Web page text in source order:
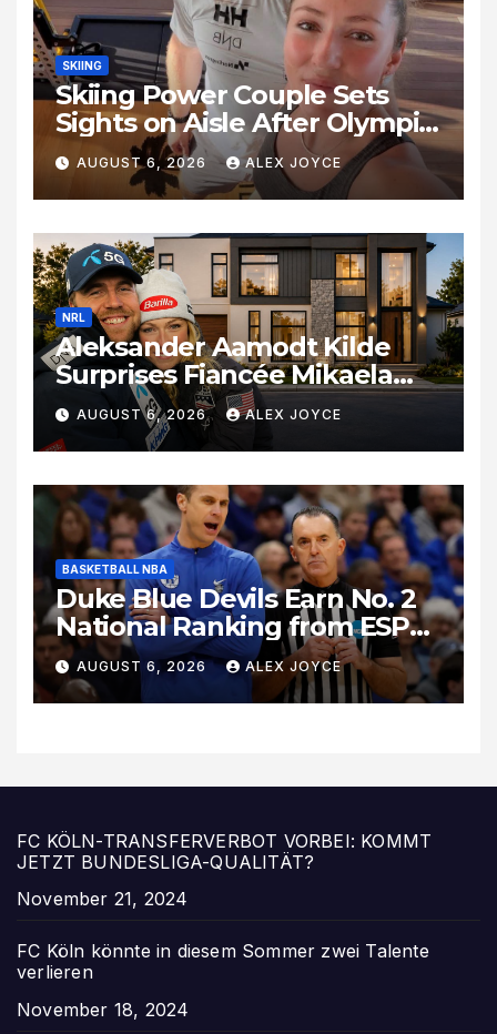
SKIING
Skiing Power Couple Sets
Sights on Aisle After Olympic
Commitments
AUGUST 6, 2026 ALEX JOYCE
NRL
Aleksander Aamodt Kilde
Surprises Fiancée Mikaela
Shiffrin With a New Home in
Los Angeles Following
Relocation
AUGUST 6, 2026 ALEX JOYCE
BASKETBALL NBA
Duke Blue Devils Earn No. 2
National Ranking from ESPN
Insider Ahead of High-Stakes
Season
AUGUST 6, 2026 ALEX JOYCE
FC KÖLN-TRANSFERVERBOT VORBEI: KOMMT
JETZT BUNDESLIGA-QUALITÄT?
Date
November 21, 2024
FC Köln könnte in diesem Sommer zwei Talente
verlieren
Date
November 18, 2024